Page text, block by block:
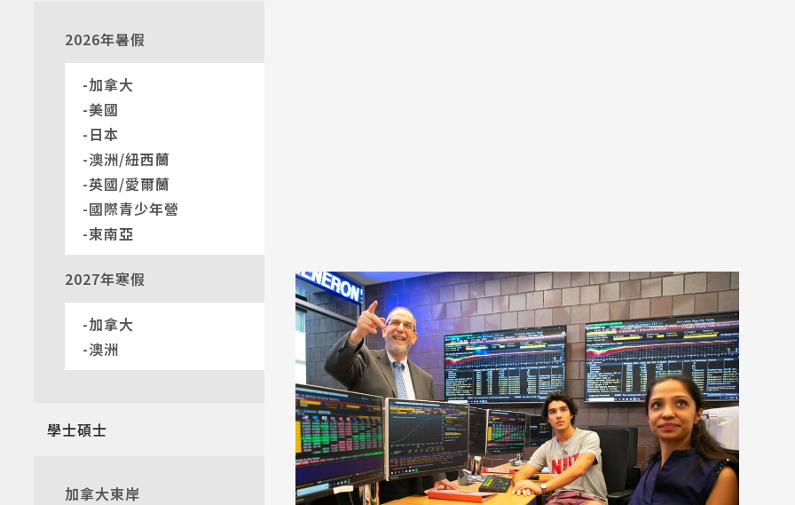
熱門搜尋： 護理 加拿大RO 任意門 遊學團 教育學區
2026年暑假
加拿大
美國
日本
澳洲/紐西蘭
英國/愛爾蘭
國際青少年營
東南亞
2027年寒假
加拿大
澳洲
學士碩士
加拿大東岸